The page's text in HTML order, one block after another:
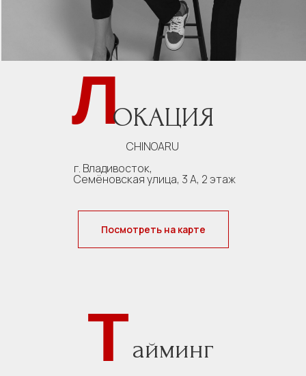
г. Владивосток,
Семёновская улица, 3 А, 2 этаж
ЛОКАЦИЯ
CHINOARU
Посмотреть на карте
Тайминг